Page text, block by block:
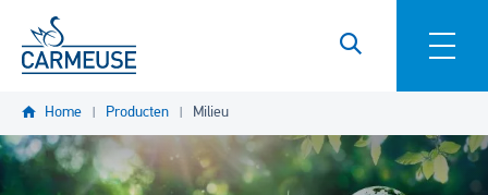
Overslaan en naar de inhoud gaan
Home Producten Milieu